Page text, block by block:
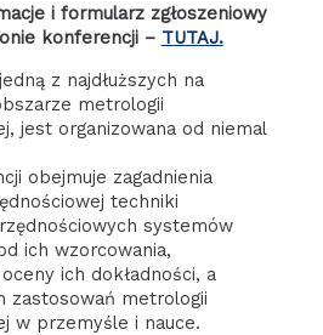
i formularz zgłoszeniowy
konferencji – TUTAJ.
z najdłuższych na
metrologii
jest organizowana od niemal
obejmuje zagadnienia
techniki
systemów
ich wzorcowania,
ich dokładności, a
zastosowań metrologii
w przemyśle i nauce.